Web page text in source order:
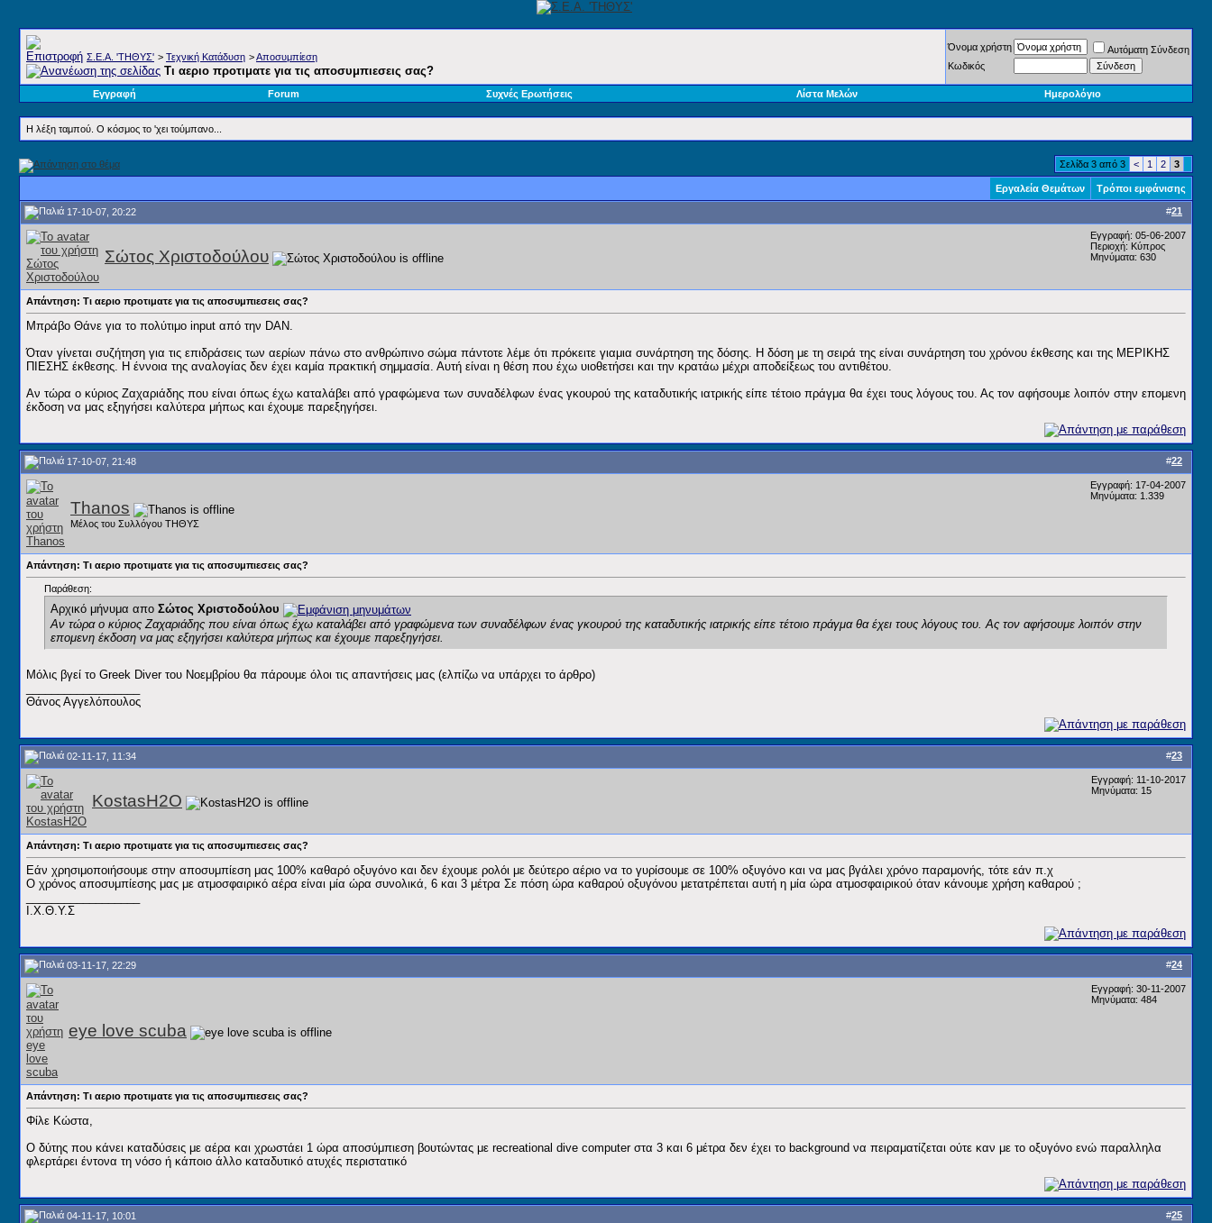
Σ.E.A. 'ΤΗΘΥΣ' > Τεχνική Κατάδυση >Αποσυμπίεση
Τι αεριο προτιματε για τις αποσυμπιεσεις σας?
Όνομα χρήστη
Αυτόματη Σύνδεση
Κωδικός
Εγγραφή Forum Συχνές Ερωτήσεις Λίστα Μελών Ημερολόγιο
Η λέξη ταμπού. Ο κόσμος το 'χει τούμπανο...
Σελίδα 3 από 3 < 1 2 3
Εργαλεία Θεμάτων Τρόποι εμφάνισης
#21
17-10-07, 20:22
Σώτος Χριστοδούλου
Εγγραφή: 05-06-2007
Περιοχή: Κύπρος
Μηνύματα: 630
Απάντηση: Τι αεριο προτιματε για τις αποσυμπιεσεις σας?
Μπράβο Θάνε για το πολύτιμο input από την DAN.
Όταν γίνεται συζήτηση για τις επιδράσεις των αερίων πάνω στο ανθρώπινο σώμα πάντοτε λέμε ότι πρόκειτε γιαμια συνάρτηση της δόσης. Η δόση με τη σειρά της είναι συνάρτηση του χρόνου έκθεσης και της ΜΕΡΙΚΗΣ
ΠΙΕΣΗΣ έκθεσης. Η έννοια της αναλογίας δεν έχει καμία πρακτική σημμασία. Αυτή είναι η θέση που έχω υιοθετήσει και την κρατάω μέχρι αποδείξεως του αντιθέτου.
Αν τώρα ο κύριος Ζαχαριάδης που είναι όπως έχω καταλάβει από γραφώμενα των συναδέλφων ένας γκουρού της καταδυτικής ιατρικής είπε τέτοιο πράγμα θα έχει τους λόγους του. Ας τον αφήσουμε λοιπόν στην επομενη
έκδοση να μας εξηγήσει καλύτερα μήπως και έχουμε παρεξηγήσει.
#22
17-10-07, 21:48
Thanos
Μέλος του Συλλόγου ΤΗΘΥΣ
Εγγραφή: 17-04-2007
Μηνύματα: 1.339
Απάντηση: Τι αεριο προτιματε για τις αποσυμπιεσεις σας?
Παράθεση:
Αρχικό μήνυμα απο Σώτος Χριστοδούλου
Αν τώρα ο κύριος Ζαχαριάδης που είναι όπως έχω καταλάβει από γραφώμενα των συναδέλφων ένας γκουρού της καταδυτικής ιατρικής είπε τέτοιο πράγμα θα έχει τους λόγους του. Ας τον αφήσουμε λοιπόν στην
επομενη έκδοση να μας εξηγήσει καλύτερα μήπως και έχουμε παρεξηγήσει.
Μόλις βγεί το Greek Diver του Νοεμβρίου θα πάρουμε όλοι τις απαντήσεις μας (ελπίζω να υπάρχει το άρθρο)
Θάνος Αγγελόπουλος
#23
02-11-17, 11:34
KostasH2O
Εγγραφή: 11-10-2017
Μηνύματα: 15
Απάντηση: Τι αεριο προτιματε για τις αποσυμπιεσεις σας?
Εάν χρησιμοποιήσουμε στην αποσυμπίεση μας 100% καθαρό οξυγόνο και δεν έχουμε ρολόι με δεύτερο αέριο να το γυρίσουμε σε 100% οξυγόνο και να μας βγάλει χρόνο παραμονής, τότε εάν π.χ
Ο χρόνος αποσυμπίεσης μας με ατμοσφαιρικό αέρα είναι μία ώρα συνολικά, 6 και 3 μέτρα Σε πόση ώρα καθαρού οξυγόνου μετατρέπεται αυτή η μία ώρα ατμοσφαιρικού όταν κάνουμε χρήση καθαρού ;
Ι.Χ.Θ.Υ.Σ
#24
03-11-17, 22:29
eye love scuba
Εγγραφή: 30-11-2007
Μηνύματα: 484
Απάντηση: Τι αεριο προτιματε για τις αποσυμπιεσεις σας?
Φίλε Κώστα,
Ο δύτης που κάνει καταδύσεις με αέρα και χρωστάει 1 ώρα αποσύμπιεση βουτώντας με recreational dive computer στα 3 και 6 μέτρα δεν έχει το background να πειραματίζεται ούτε καν με το οξυγόνο ενώ παραλληλα
φλερτάρει έντονα τη νόσο ή κάποιο άλλο καταδυτικό ατυχές περιστατικό
#25
04-11-17, 10:01